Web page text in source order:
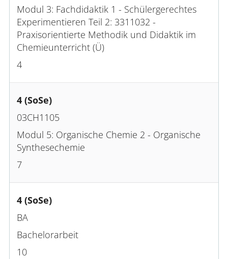
Modul 3: Fachdidaktik 1 - Schülergerechtes
Experimentieren Teil 2: 3311032 -
Praxisorientierte Methodik und Didaktik im
Chemieunterricht (Ü)
4
4 (SoSe)
03CH1105
Modul 5: Organische Chemie 2 - Organische
Synthesechemie
7
4 (SoSe)
BA
Bachelorarbeit
10